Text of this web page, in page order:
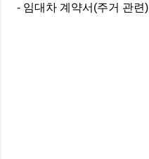
- 임대차 계약서(주거 관련)